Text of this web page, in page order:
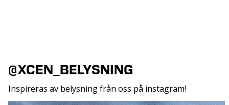
@XCEN_BELYSNING
Inspireras av belysning från oss på instagram!